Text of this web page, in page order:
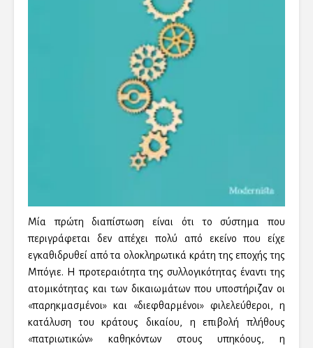
Μία πρώτη διαπίστωση είναι ότι το σύστημα που
περιγράφεται δεν απέχει πολύ από εκείνο που είχε
εγκαθιδρυθεί από τα ολοκληρωτικά κράτη της εποχής της
Μπόγιε. Η προτεραιότητα της συλλογικότητας έναντι της
ατομικότητας και των δικαιωμάτων που υποστήριζαν οι
«παρηκμασμένοι» και «διεφθαρμένοι» φιλελεύθεροι, η
κατάλυση του κράτους δικαίου, η επιβολή πλήθους
«πατριωτικών» καθηκόντων στους υπηκόους, η